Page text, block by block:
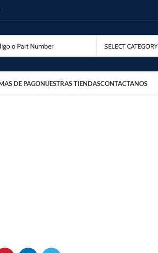
SELECT CATEGORY
DE PAGONUESTRAS TIENDASCONTACTANOS